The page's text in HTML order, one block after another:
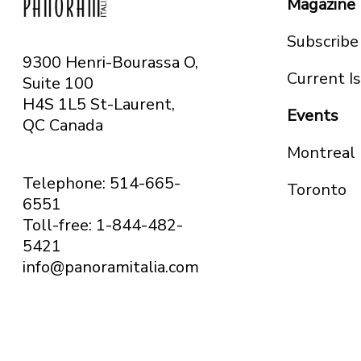
9300 Henri-Bourassa O,
Suite 100
H4S 1L5 St-Laurent,
QC Canada
Telephone: 514-665-
6551
Toll-free: 1-844-482-
5421
info@panoramitalia.com
Magazine
Subscribe
Current
Events
Montreal
Toronto